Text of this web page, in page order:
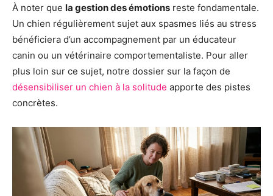
À noter que la gestion des émotions reste fondamentale.
Un chien régulièrement sujet aux spasmes liés au stress
bénéficiera d’un accompagnement par un éducateur
canin ou un vétérinaire comportementaliste. Pour aller
plus loin sur ce sujet, notre dossier sur la façon de
désensibiliser un chien à la solitude apporte des pistes
concrètes.